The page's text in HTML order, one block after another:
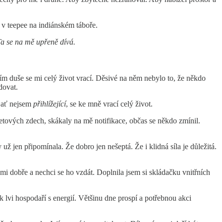
teepee na indiánském táboře.
se na mě upřeně dívá.
duše se mi celý život vrací. Děsivé na něm nebylo to, že někdo
nejsem přihlížející, se ke mně vrací celý život.
zdech, skákaly na mě notifikace, občas se někdo zmínil.
jen připomínala. Že dobro jen nešeptá. Že i klidná síla je důležitá.
dobře a nechci se ho vzdát. Doplnila jsem si skládačku vnitřních
lvi hospodaří s energií. Většinu dne prospí a potřebnou akci